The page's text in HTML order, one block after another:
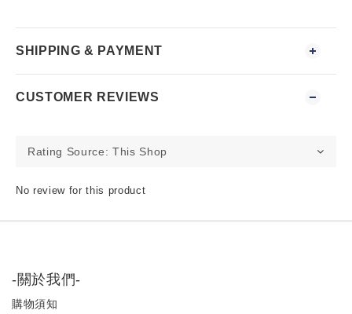
SHIPPING & PAYMENT
CUSTOMER REVIEWS
No review for this product
-關於我們-
購物須知